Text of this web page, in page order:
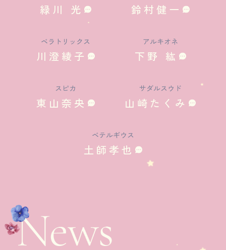
緑川 光 鈴村健一
ベラトリックス
川澄綾子
アルキオネ
下野 紘
スピカ
東山奈央
サダルスウド
山崎たくみ
ベテルギウス
土師孝也